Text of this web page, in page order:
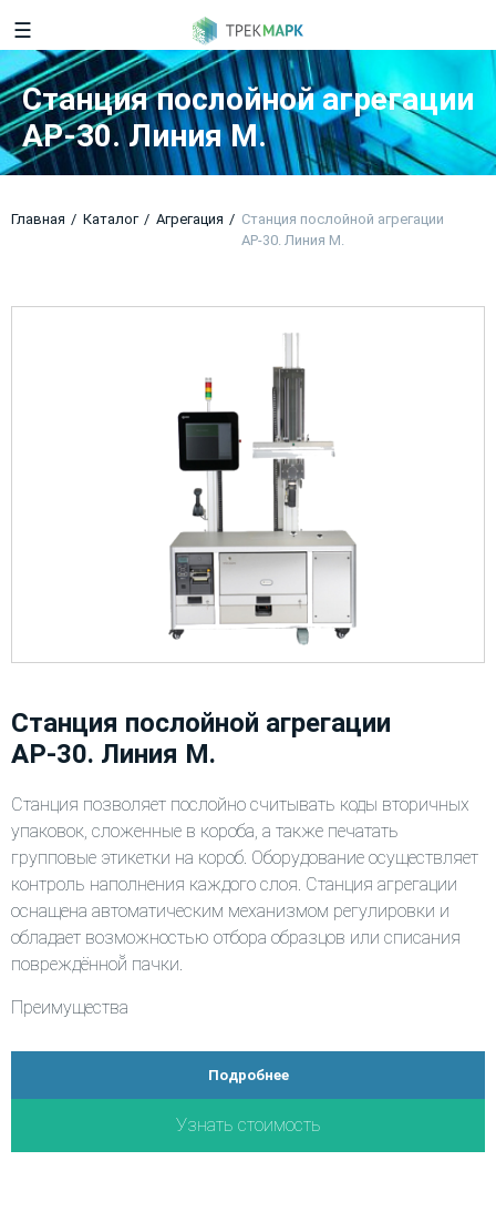
☰
Станция послойной агрегации
АР-30. Линия М.
Главная Каталог Агрегация
Станция послойной агрегации
АР-30. Линия М.
Станция послойной агрегации
АР-30. Линия М.
Станция позволяет послойно считывать коды вторичных
упаковок, сложенные в короба, а также печатать
групповые этикетки на короб. Оборудование осуществляет
контроль наполнения каждого слоя. Станция агрегации
оснащена автоматическим механизмом регулировки и
обладает возможностью отбора образцов или списания
повреждённой̆ пачки.
Преимущества
Мобильная версия, оснащена автоматическим
механизмом регулировки
Возможность отбора образцов или списания
Подробнее
Узнать стоимость